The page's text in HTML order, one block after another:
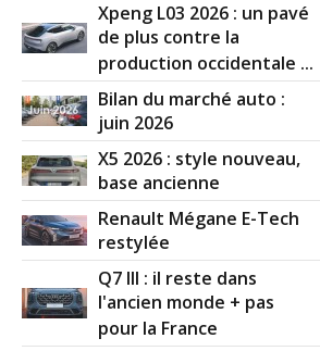
Xpeng L03 2026 : un pavé
de plus contre la
production occidentale ...
Bilan du marché auto :
juin 2026
X5 2026 : style nouveau,
base ancienne
Renault Mégane E-Tech
restylée
Q7 III : il reste dans
l'ancien monde + pas
pour la France